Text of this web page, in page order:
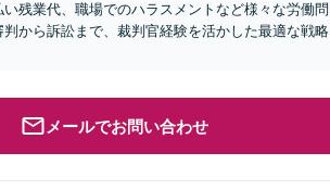
残業代、職場でのハラスメントなど様々な労働問
から訴訟まで、裁判官経験を活かした最適な戦略
メールでお問い合わせ